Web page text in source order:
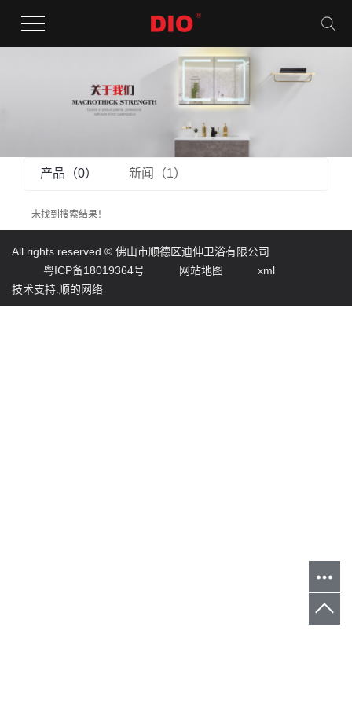
产品（0） 新闻（1）
未找到搜索结果！
All rights reserved © 佛山市顺德区迪伸卫浴有限公司
粤ICP备18019364号
网站地图
xml
技术支持:顺的网络